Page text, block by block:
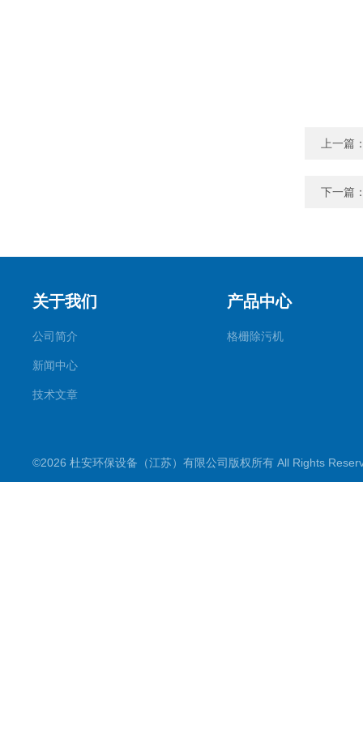
上一篇
下一篇
关于我们
公司简介
新闻中心
技术文章
产品中心
格栅除污机
©2026 杜安环保设备（江苏）有限公司版权所有 All Rights